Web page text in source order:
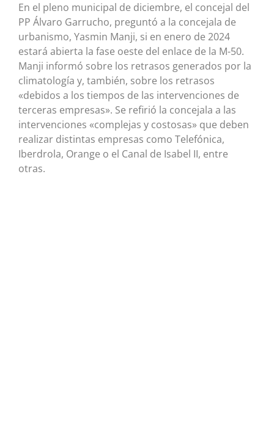
En el pleno municipal de diciembre, el concejal del
PP Álvaro Garrucho, preguntó a la concejala de
urbanismo, Yasmin Manji, si en enero de 2024
estará abierta la fase oeste del enlace de la M-50.
Manji informó sobre los retrasos generados por la
climatología y, también, sobre los retrasos
«debidos a los tiempos de las intervenciones de
terceras empresas». Se refirió la concejala a las
intervenciones «complejas y costosas» que deben
realizar distintas empresas como Telefónica,
Iberdrola, Orange o el Canal de Isabel II, entre
otras.